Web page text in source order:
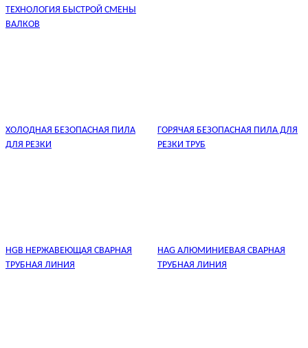
ТЕХНОЛОГИЯ БЫСТРОЙ СМЕНЫ
ВАЛКОВ
ХОЛОДНАЯ БЕЗОПАСНАЯ ПИЛА
ДЛЯ РЕЗКИ
ГОРЯЧАЯ БЕЗОПАСНАЯ ПИЛА ДЛЯ
РЕЗКИ ТРУБ
HGB НЕРЖАВЕЮЩАЯ СВАРНАЯ
ТРУБНАЯ ЛИНИЯ
HAG АЛЮМИНИЕВАЯ СВАРНАЯ
ТРУБНАЯ ЛИНИЯ